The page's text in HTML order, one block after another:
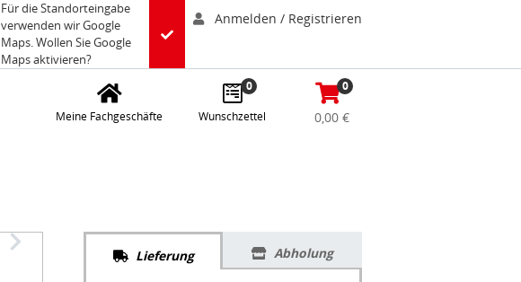
Für die Standorteingabe
verwenden wir Google
Maps. Wollen Sie Google
Maps aktivieren?
Anmelden / Registrieren
Meine Fachgeschäfte
0
Wunschzettel
0
0,00 €
Lieferung Abholung